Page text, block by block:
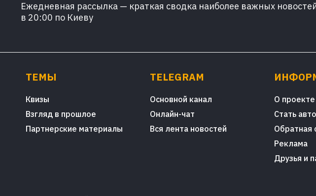
Ежедневная рассылка — краткая сводка наиболее важных
в 20:00 по Киеву
ТЕМЫ
Квизы
Взгляд в прошлое
Партнерские материалы
TELEGRAM
Основной канал
Онлайн-чат
Вся лента новостей
О проекте
Стать
Обратная
Реклама
Друзья и